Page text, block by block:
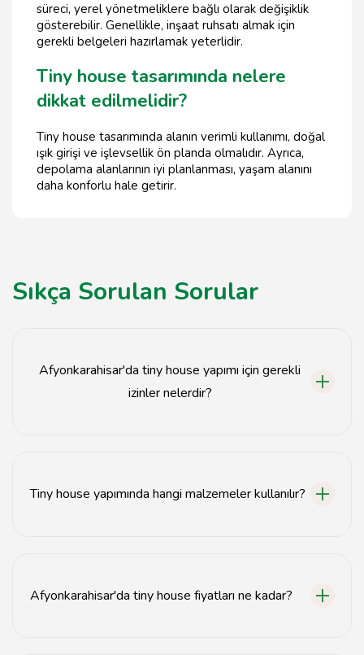
süreci, yerel yönetmeliklere bağlı olarak değişiklik
gösterebilir. Genellikle, inşaat ruhsatı almak için
gerekli belgeleri hazırlamak yeterlidir.
Tiny house tasarımında nelere
dikkat edilmelidir?
Tiny house tasarımında alanın verimli kullanımı, doğal
ışık girişi ve işlevsellik ön planda olmalıdır. Ayrıca,
depolama alanlarının iyi planlanması, yaşam alanını
daha konforlu hale getirir.
Sıkça Sorulan Sorular
Afyonkarahisar'da tiny house yapımı için gerekli
izinler nelerdir?
Tiny house yapımında hangi malzemeler kullanılır?
Afyonkarahisar'da tiny house fiyatları ne kadar?